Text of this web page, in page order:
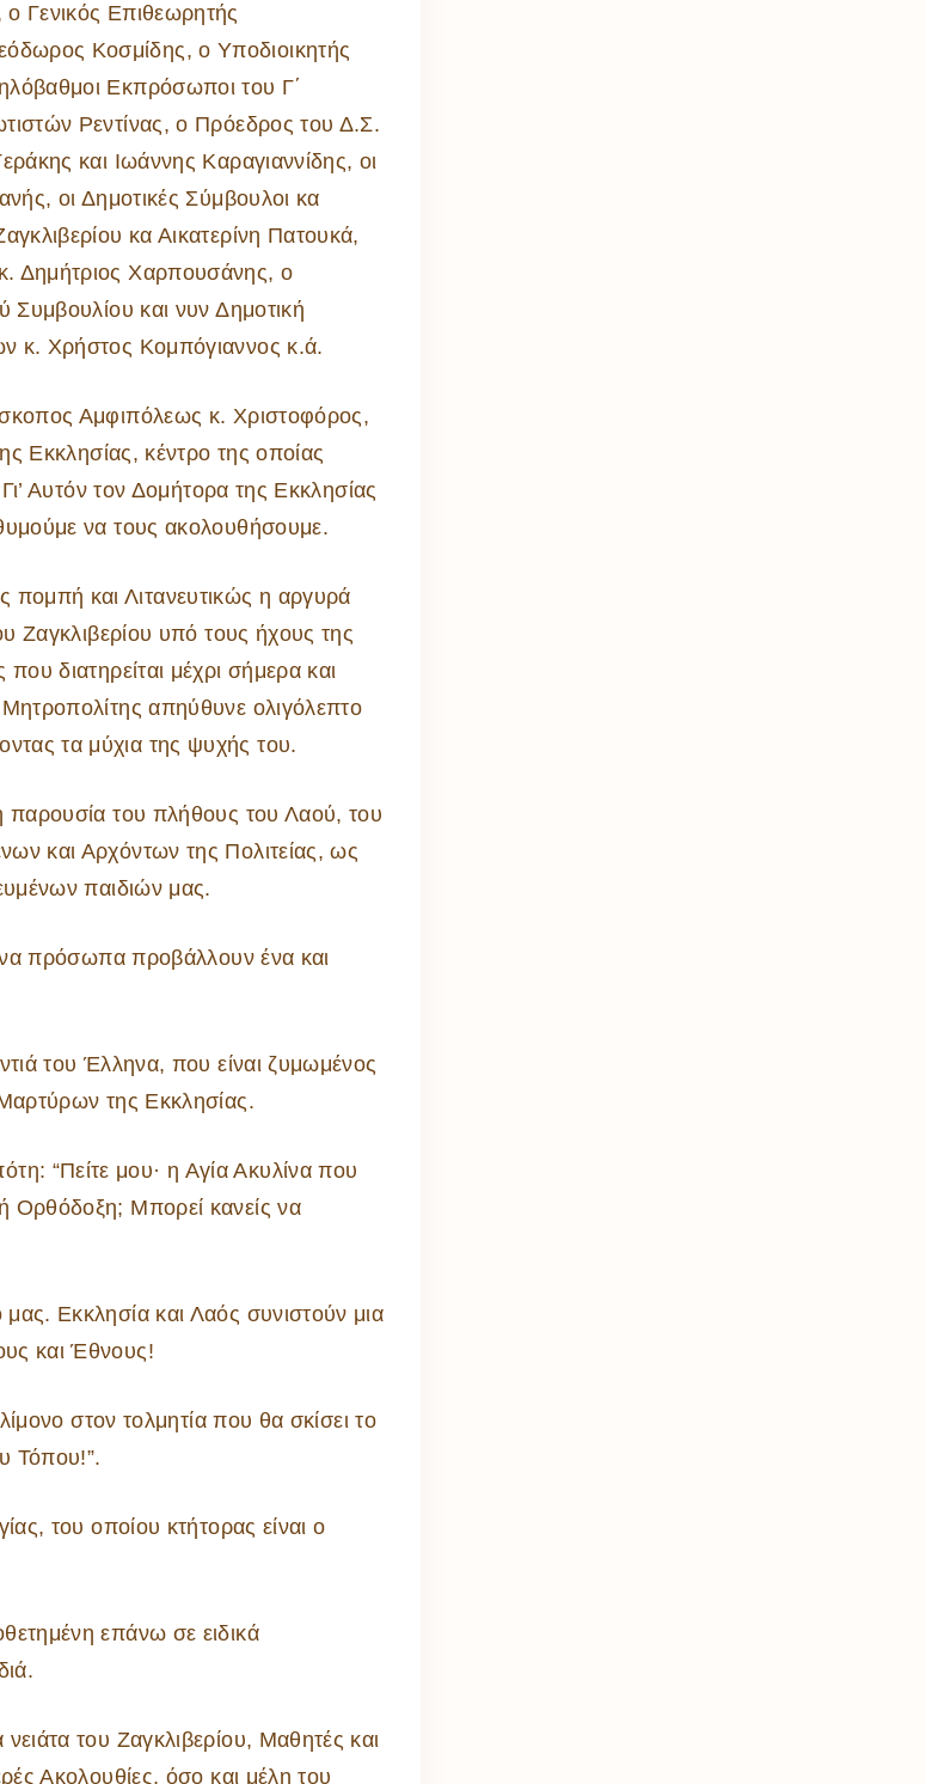
Γενικός Επιθεωρητής
Κοσμίδης, ο Υποδιοικητής
Εκπρόσωποι του Γ΄
Ρεντίνας, ο Πρόεδρος του Δ.Σ.
και Ιωάννης Καραγιαννίδης, οι
οι Δημοτικές Σύμβουλοι κα
κα Αικατερίνη Πατουκά,
Δημήτριος Χαρπουσάνης, ο
Συμβουλίου και νυν Δημοτική
κ. Χρήστος Κομπόγιαννος κ.ά.
Αμφιπόλεως κ. Χριστοφόρος,
Εκκλησίας, κέντρο της οποίας
Αυτόν τον Δομήτορα της Εκκλησίας
να τους ακολουθήσουμε.
και Λιτανευτικώς η αργυρά
Ζαγκλιβερίου υπό τους ήχους της
διατηρείται μέχρι σήμερα και
απηύθυνε ολιγόλεπτο
τα μύχια της ψυχής του.
παρουσία του πλήθους του Λαού, του
και Αρχόντων της Πολιτείας, ως
παιδιών μας.
πρόσωπα προβάλλουν ένα και
του Έλληνα, που είναι ζυμωμένος
της Εκκλησίας.
“Πείτε μου· η Αγία Ακυλίνα που
Ορθόδοξη; Μπορεί κανείς να
Εκκλησία και Λαός συνιστούν μια
και Έθνους!
στον τολμητία που θα σκίσει το
Τόπου!”.
του οποίου κτήτορας είναι ο
επάνω σε ειδικά
του Ζαγκλιβερίου, Μαθητές και
Ακολουθίες, όσο και μέλη του